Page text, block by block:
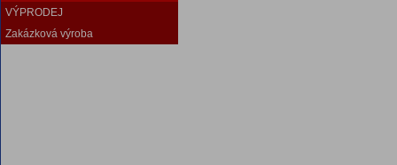
VÝPRODEJ
Zakázková výroba